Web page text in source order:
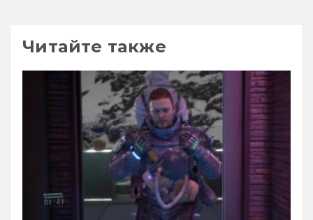
Читайте также